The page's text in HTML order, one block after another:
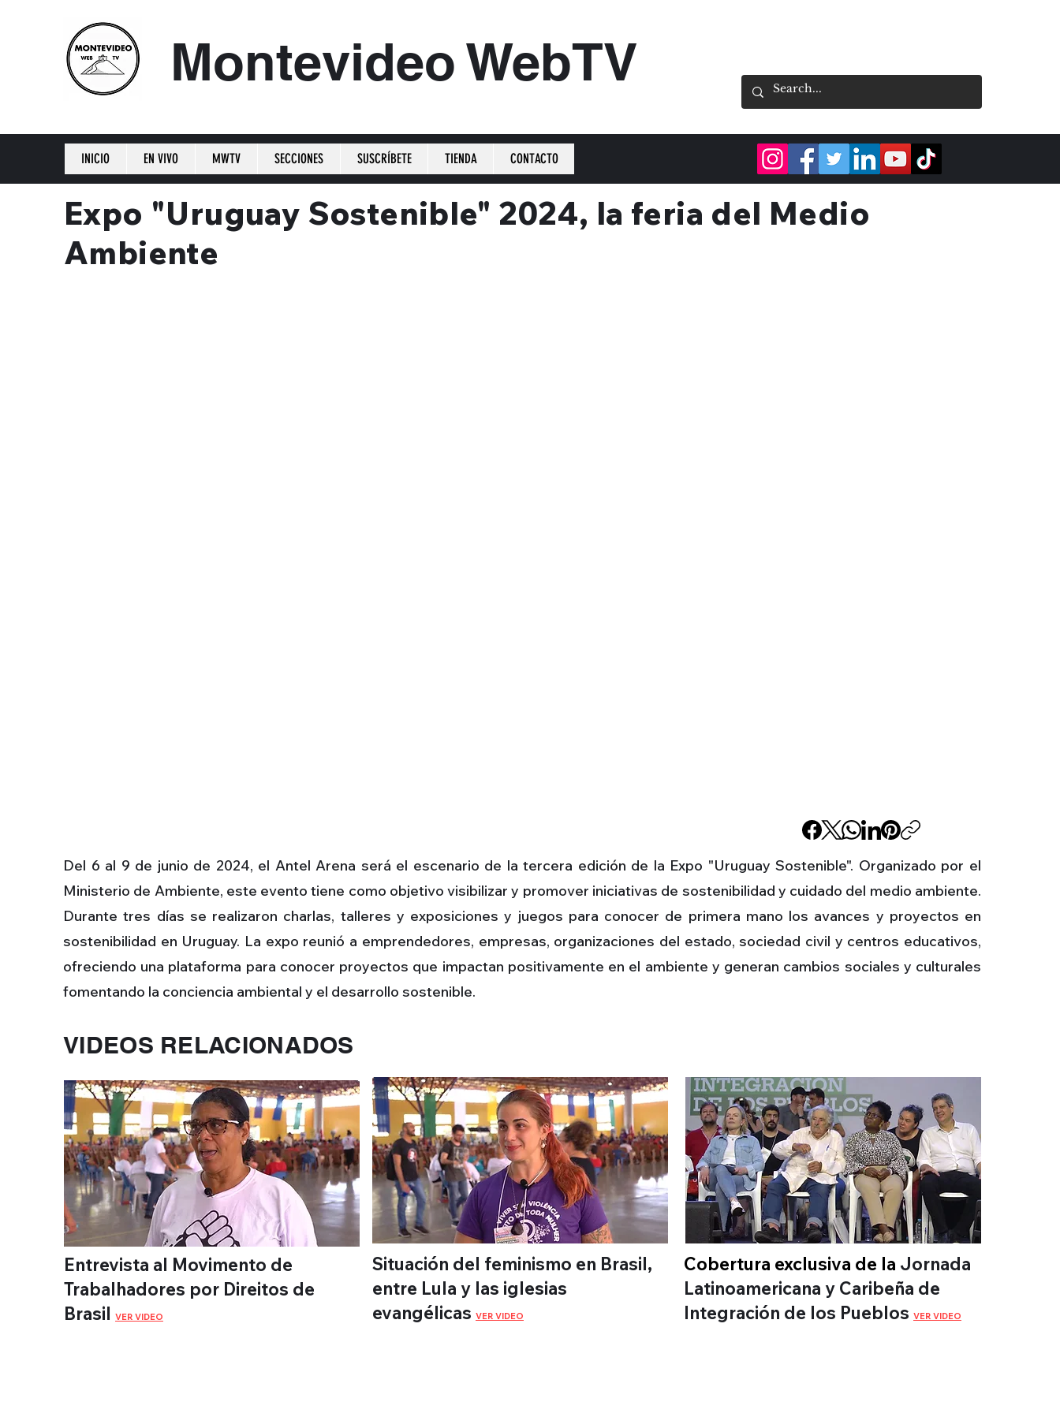
Montevideo WebTV
Expo "Uruguay Sostenible" 2024, la feria del Medio
Ambiente
Del 6 al 9 de junio de 2024, el Antel Arena será el escenario de la tercera edición de la Expo "Uruguay Sostenible". Organizado por el
Ministerio de Ambiente, este evento tiene como objetivo visibilizar y promover iniciativas de sostenibilidad y cuidado del medio ambiente.
Durante tres días se realizaron charlas, talleres y exposiciones y juegos para conocer de primera mano los avances y proyectos en
sostenibilidad en Uruguay. La expo reunió a emprendedores, empresas, organizaciones del estado, sociedad civil y centros educativos,
ofreciendo una plataforma para conocer proyectos que impactan positivamente en el ambiente y generan cambios sociales y culturales
fomentando la conciencia ambiental y el desarrollo sostenible.
VIDEOS RELACIONADOS
Situación del feminismo en Brasil,
entre Lula y las iglesias
evangélicas VER VIDEO
Cobertura exclusiva de la Jornada
Latinoamericana y Caribeña de
Integración de los Pueblos VER VIDEO
Entrevista al Movimento de
Trabalhadores por Direitos de
Brasil VER VIDEO
INICIO EN VIVO MWTV SECCIONES SUSCRÍBETE TIENDA CONTACTO